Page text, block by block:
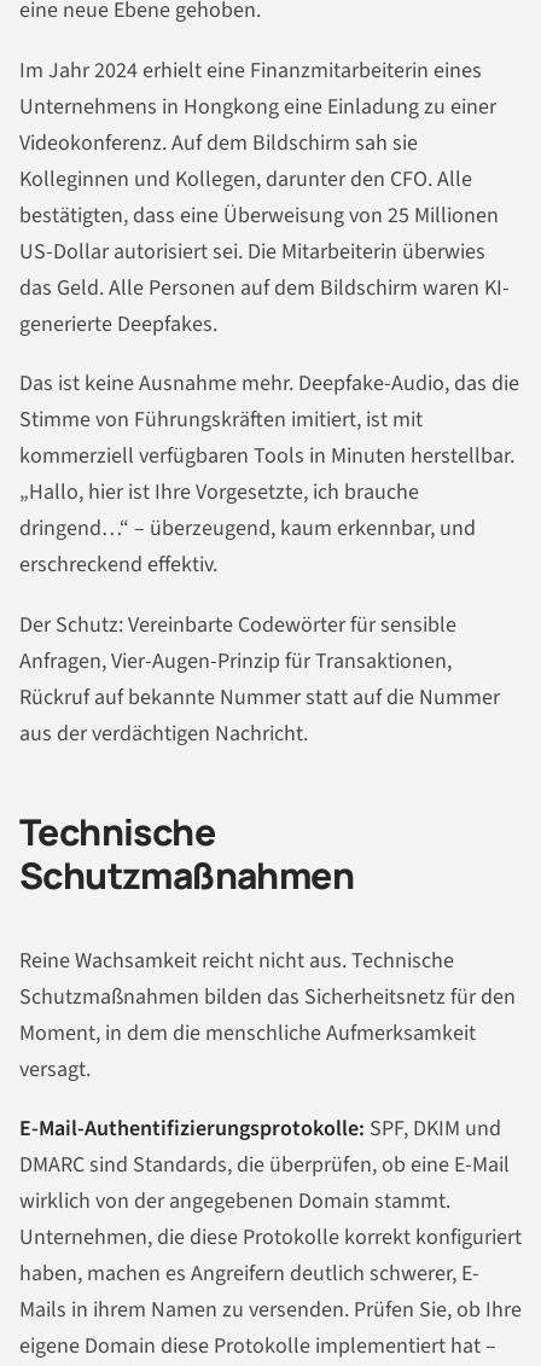
eine neue Ebene gehoben.
Im Jahr 2024 erhielt eine Finanzmitarbeiterin eines
Unternehmens in Hongkong eine Einladung zu einer
Videokonferenz. Auf dem Bildschirm sah sie
Kolleginnen und Kollegen, darunter den CFO. Alle
bestätigten, dass eine Überweisung von 25 Millionen
US-Dollar autorisiert sei. Die Mitarbeiterin überwies
das Geld. Alle Personen auf dem Bildschirm waren KI-
generierte Deepfakes.
Das ist keine Ausnahme mehr. Deepfake-Audio, das die
Stimme von Führungskräften imitiert, ist mit
kommerziell verfügbaren Tools in Minuten herstellbar.
„Hallo, hier ist Ihre Vorgesetzte, ich brauche
dringend…“ – überzeugend, kaum erkennbar, und
erschreckend effektiv.
Der Schutz: Vereinbarte Codewörter für sensible
Anfragen, Vier-Augen-Prinzip für Transaktionen,
Rückruf auf bekannte Nummer statt auf die Nummer
aus der verdächtigen Nachricht.
Technische
Schutzmaßnahmen
Reine Wachsamkeit reicht nicht aus. Technische
Schutzmaßnahmen bilden das Sicherheitsnetz für den
Moment, in dem die menschliche Aufmerksamkeit
versagt.
E-Mail-Authentifizierungsprotokolle: SPF, DKIM und
DMARC sind Standards, die überprüfen, ob eine E-Mail
wirklich von der angegebenen Domain stammt.
Unternehmen, die diese Protokolle korrekt konfiguriert
haben, machen es Angreifern deutlich schwerer, E-
Mails in ihrem Namen zu versenden. Prüfen Sie, ob Ihre
eigene Domain diese Protokolle implementiert hat –